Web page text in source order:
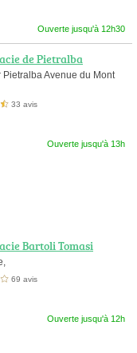
Ouverte jusqu'à 12h30
de Pietralba
Pietralba Avenue du Mont
5 33 avis
Ouverte jusqu'à 13h
Bartoli Tomasi
5 69 avis
Ouverte jusqu'à 12h